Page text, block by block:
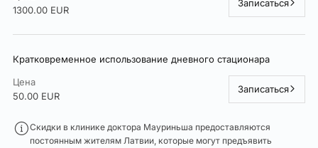
1300.00 EUR
Записаться
Кратковременное использование дневного стационара
Цена
50.00 EUR
Записаться
Скидки в клинике доктора Мауриньша предоставляются
постоянным жителям Латвии, которые могут предъявить